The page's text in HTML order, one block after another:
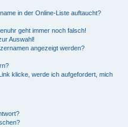
in der Online-Liste auftaucht?
geht immer noch falsch!
Auswahl!
angezeigt werden?
klicke, werde ich aufgefordert, mich